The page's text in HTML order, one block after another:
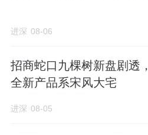
进深 08-06
招商蛇口九棵树新盘剧透，
全新产品系宋风大宅
进深 08-05